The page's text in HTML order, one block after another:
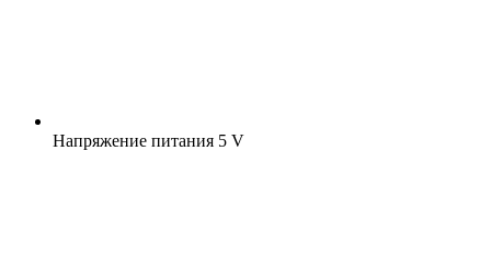
Напряжение питания 5 V